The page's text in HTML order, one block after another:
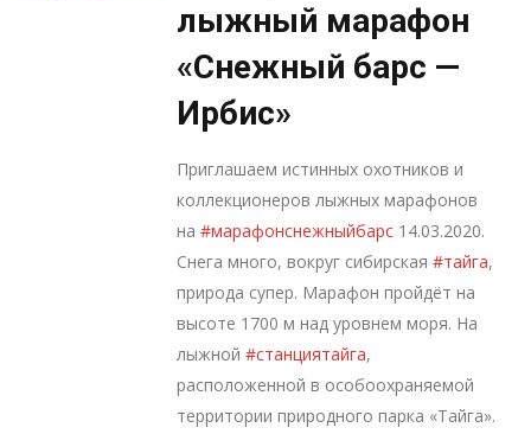
лыжный марафон
«Снежный барс —
Ирбис»
Приглашаем истинных охотников и
коллекционеров лыжных марафонов
на #марафонснежныйбарс14.03.2020.
Снега много, вокруг сибирская #тайга,
природа супер. Марафон пройдёт на
высоте 1700 м над уровнем моря. На
лыжной #станциятайга,
расположенной в особоохраняемой
территории природного парка «Тайга».